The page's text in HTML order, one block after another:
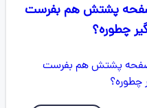
پشتش هم بفرست
چطوره؟